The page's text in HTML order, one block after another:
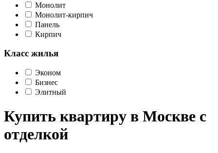
Монолит
Монолит-кирпич
Панель
Кирпич
Класс жилья
Эконом
Бизнес
Элитный
Купить квартиру в Москве с
отделкой